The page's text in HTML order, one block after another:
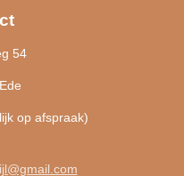
54
op afspraak)